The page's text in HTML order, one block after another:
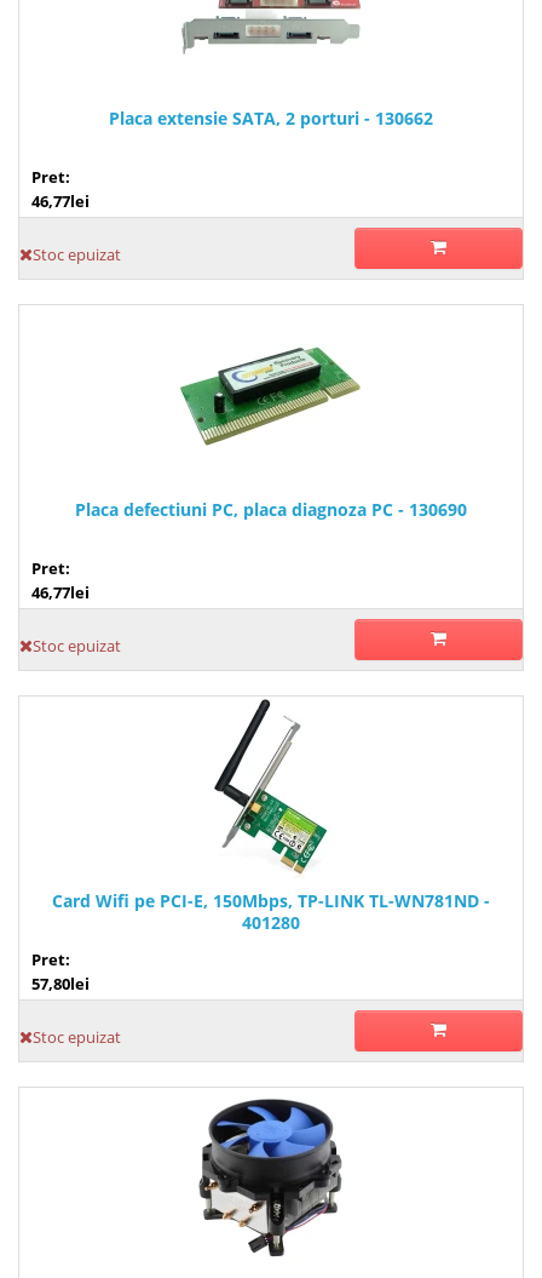
Placa extensie SATA, 2 porturi - 130662
Pret:
46,77lei
Stoc epuizat
Placa defectiuni PC, placa diagnoza PC - 130690
Pret:
46,77lei
Stoc epuizat
Card Wifi pe PCI-E, 150Mbps, TP-LINK TL-WN781ND -
401280
Pret:
57,80lei
Stoc epuizat